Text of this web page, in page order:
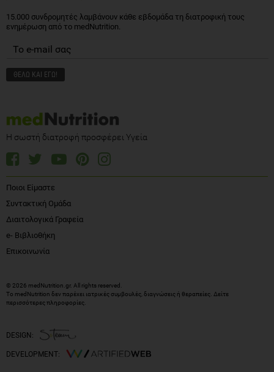
15.000 συνδρομητές λαμβάνουν κάθε εβδομάδα τη διατροφική τους
ενημέρωση από το medNutrition.
Η σωστή διατροφή προσφέρει Υγεία
Ποιοι Είμαστε
Συντακτική Ομάδα
Διαιτολογικά Γραφεία
e- Βιβλιοθήκη
Επικοινωνία
© 2026 medNutrition.gr. All rights reserved.
Το medNutrition δεν παρέχει ιατρικές συμβουλές, διαγνώσεις ή θεραπείες. Δείτε
περισσότερες πληροφορίες
DESIGN:
DEVELOPMENT: